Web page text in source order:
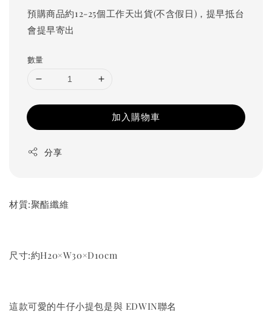
預購商品約12-25個工作天出貨(不含假日)，提早抵台
會提早寄出
數量
加入購物車
分享
材質:聚酯纖維
尺寸:約H20×W30×D10cm
這款可愛的牛仔小提包是與 EDWIN聯名